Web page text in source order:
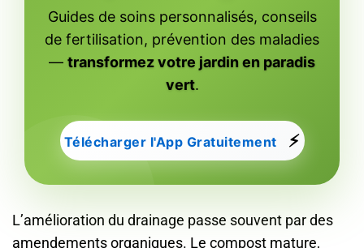
Guides de soins personnalisés, conseils
de fertilisation, prévention des maladies
— transformez votre jardin en paradis
vert.
Télécharger l'App Gratuitement ⚡
L’amélioration du drainage passe souvent par des
amendements organiques. Le compost mature,